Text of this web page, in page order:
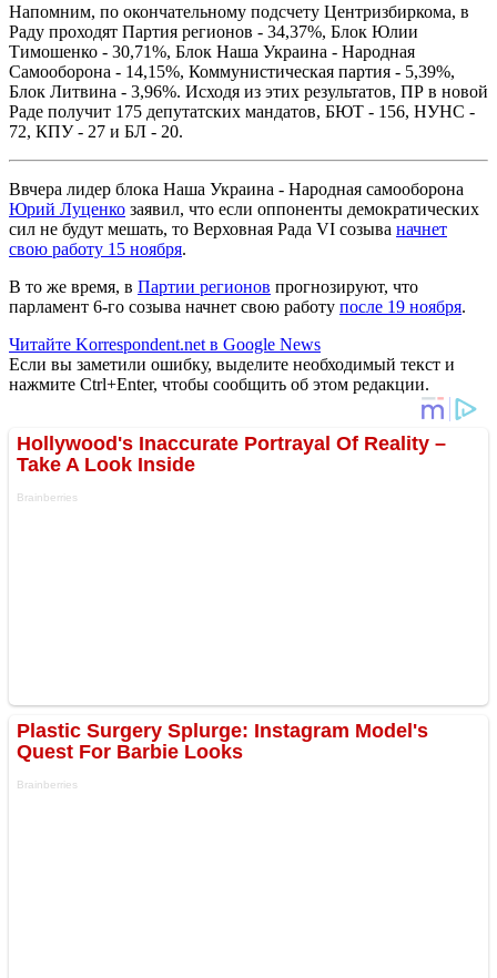
Напомним, по окончательному подсчету Центризбиркома, в
Раду проходят Партия регионов - 34,37%, Блок Юлии
Тимошенко - 30,71%, Блок Наша Украина - Народная
Самооборона - 14,15%, Коммунистическая партия - 5,39%,
Блок Литвина - 3,96%. Исходя из этих результатов, ПР в новой
Раде получит 175 депутатских мандатов, БЮТ - 156, НУНС -
72, КПУ - 27 и БЛ - 20.
Ввчера лидер блока Наша Украина - Народная самооборона
Юрий Луценко заявил, что если оппоненты демократических
сил не будут мешать, то Верховная Рада VI созыва начнет
свою работу 15 ноября.
В то же время, в Партии регионов прогнозируют, что
парламент 6-го созыва начнет свою работу после 19 ноября.
Читайте Korrespondent.net в Google News
Если вы заметили ошибку, выделите необходимый текст и
нажмите Ctrl+Enter, чтобы сообщить об этом редакции.